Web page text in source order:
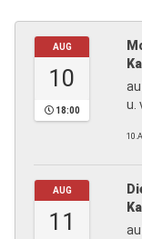
AUG
10
18:00
u.
AUG
11